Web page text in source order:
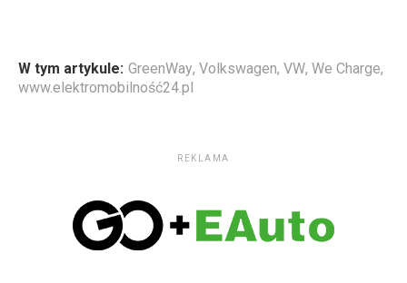
W tym artykule: GreenWay, Volkswagen, VW, We Charge,
www.elektromobilność24.pl
REKLAMA